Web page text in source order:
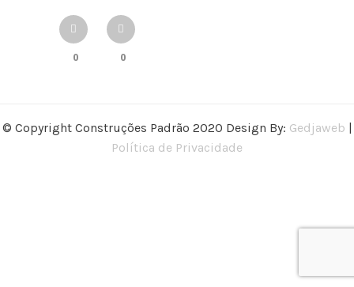
0 0
© Copyright Construções Padrão 2020 Design By: Gedjaweb |
Política de Privacidade